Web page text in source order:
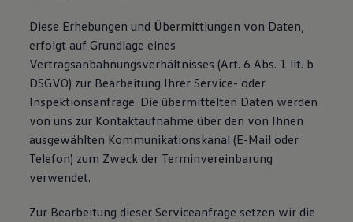
Diese Erhebungen und Übermittlungen von Daten,
erfolgt auf Grundlage eines
Vertragsanbahnungsverhältnisses (Art. 6 Abs. 1 lit. b
DSGVO) zur Bearbeitung Ihrer Service- oder
Inspektionsanfrage. Die übermittelten Daten werden
von uns zur Kontaktaufnahme über den von Ihnen
ausgewählten Kommunikationskanal (E-Mail oder
Telefon) zum Zweck der Terminvereinbarung
verwendet.
Zur Bearbeitung dieser Serviceanfrage setzen wir die